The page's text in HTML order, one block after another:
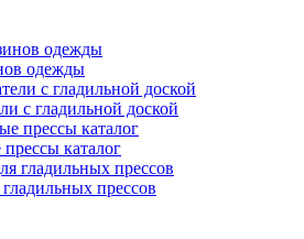
одежды
с гладильной доской
каталог
прессов